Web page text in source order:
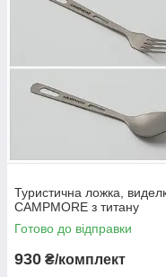
Туристична ложка,
CAMPMORE з титану
Готово до відправки
930 ₴/комплект